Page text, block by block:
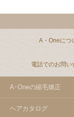
A・Oneにつ
電話でのお問い
A･Oneの縮毛矯正
ヘアカタログ